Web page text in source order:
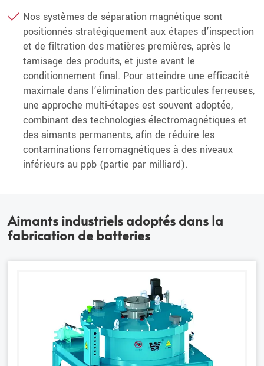
Nos systèmes de séparation magnétique sont
positionnés stratégiquement aux étapes d’inspection
et de filtration des matières premières, après le
tamisage des produits, et juste avant le
conditionnement final. Pour atteindre une efficacité
maximale dans l’élimination des particules ferreuses,
une approche multi-étapes est souvent adoptée,
combinant des technologies électromagnétiques et
des aimants permanents, afin de réduire les
contaminations ferromagnétiques à des niveaux
inférieurs au ppb (partie par milliard).
Aimants industriels adoptés dans la
fabrication de batteries